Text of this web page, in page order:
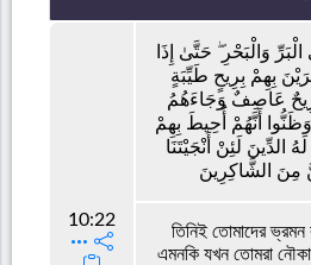
10:22
وَالْبَحْرِ ۖ حَتَّىٰ إِذَا
بِهِمْ بِرِيحٍ طَيِّبَةٍ
رِيحٌ عَاصِفٌ وَجَاءَهُمُ
أَنَّهُمْ أُحِيطَ بِهِمْ
الدِّينَ لَئِنْ أَنْجَيْتَنَا
مِنَ الشَّاكِرِينَ
তিনিই তোমাদের
এমনকি যখন তোমরা